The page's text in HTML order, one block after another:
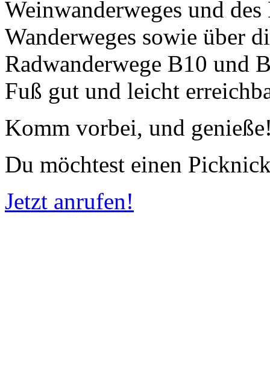
Weinwanderweges und
Wanderweges sowie über
Radwanderwege B10 und
Fuß gut und leicht
Komm vorbei, und
Du möchtest einen
Jetzt anrufen!